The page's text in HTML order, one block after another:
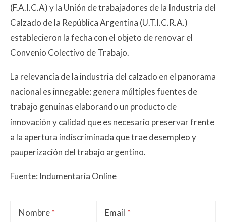
(F.A.I.C.A) y la Unión de trabajadores de la Industria del
Calzado de la República Argentina (U.T.I.C.R.A.)
establecieron la fecha con el objeto de renovar el
Convenio Colectivo de Trabajo.
La relevancia de la industria del calzado en el panorama
nacional es innegable: genera múltiples fuentes de
trabajo genuinas elaborando un producto de
innovación y calidad que es necesario preservar frente
a la apertura indiscriminada que trae desempleo y
pauperización del trabajo argentino.
Fuente: Indumentaria Online
Nombre Email